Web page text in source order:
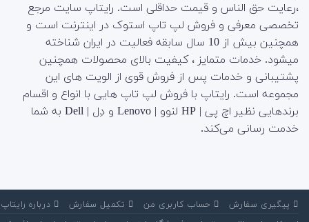
،رعایت حق الناس و قیمت حداقلی است. رایتاپ سایت مرجع
تخصصی معرفی و فروش لپ تاپ استوک در اینترنت است و
همچنین بیش از 10 سال سابقه فعالیت در ایران شناخته
میشود. خدمات متمایز ، کیفیت بالای محصولات همچنین
پشتیبانی و خدمات پس از فروش قوی از الویت های این
مجموعه است. رایتاپ با فروش لپ تاپ هایی با انواع و اقسام
برندهایی نظیر اچ پی | HP لنوو | Lenovo و دِل | Dell به شما
خدمت رسانی می‌کند.
‌ پیگیری سفارش ‌ حساب کاربری من ‌ تکمیل سفارش ‌ درباره رایتاپ